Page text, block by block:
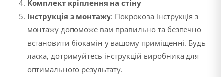
Комплект кріплення на стіну
Інструкція з монтажу: Покрокова інструкція з
монтажу допоможе вам правильно та безпечно
встановити біокамін у вашому приміщенні. Будь
ласка, дотримуйтесь інструкцій виробника для
оптимального результату.